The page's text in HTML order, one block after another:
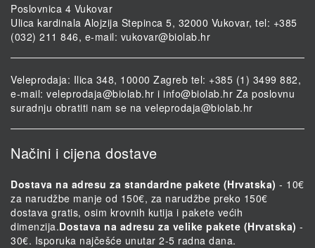
Poslovnica 4 Vukovar
Ulica kardinala Alojzija Stepinca 5, 32000 Vukovar, tel: +385
(032) 211 846, e-mail: vukovar@biolab.hr
Veleprodaja: Ilica 348, 10000 Zagreb tel: +385 (1) 3499 882,
e-mail: veleprodaja@biolab.hr i info@biolab.hr Za poslovnu
suradnju obratiti nam se na veleprodaja@biolab.hr
Načini i cijena dostave
Dostava na adresu za standardne pakete (Hrvatska) - 10€
za narudžbe manje od 150€, za narudžbe preko 150€
dostava gratis, osim krovnih kutija i pakete većih
dimenzija.Dostava na adresu za velike pakete (Hrvatska) -
30€. Isporuka najčešće unutar 2-5 radna dana.